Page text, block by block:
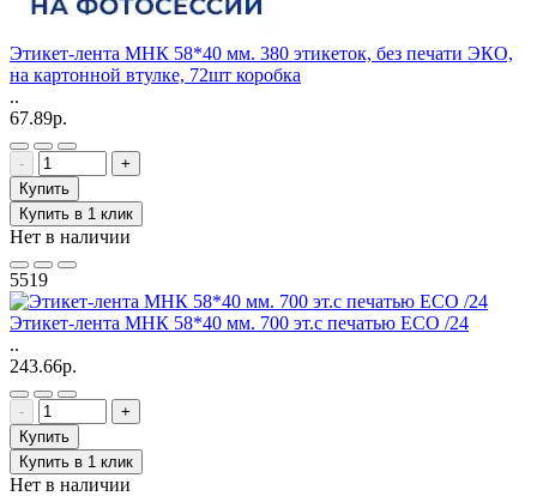
Этикет-лента МНК 58*40 мм. 380 этикеток, без печати ЭКО,
на картонной втулке, 72шт коробка
..
67.89р.
-
+
Купить
Купить в 1 клик
Нет в наличии
5519
Этикет-лента МНК 58*40 мм. 700 эт.с печатью ECO /24
..
243.66р.
-
+
Купить
Купить в 1 клик
Нет в наличии